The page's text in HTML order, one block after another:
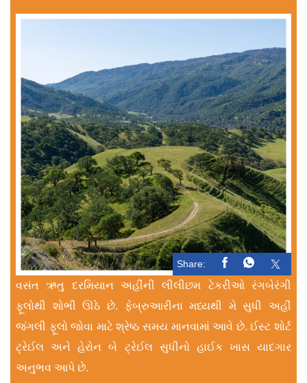
Share:
વસંત ઋતુ દરમિયાન અહીંની લીલીછમ ટેકરીઓ રંગબેરંગી
ફૂલોથી શોભી ઊઠે છે. ફેબ્રુઆરીના મધ્યથી મે સુધી અહીં
જંગલી ફૂલો જોવા માટે શ્રેષ્ઠ સમય માનવામાં આવે છે. ઈસ્ટ શોર્ટ
ટ્રેઈલ અને હેરોન બે ટ્રેઈલ સુધીનો હાઈક ખાસ યાદગાર
અનુભવ આપે છે.